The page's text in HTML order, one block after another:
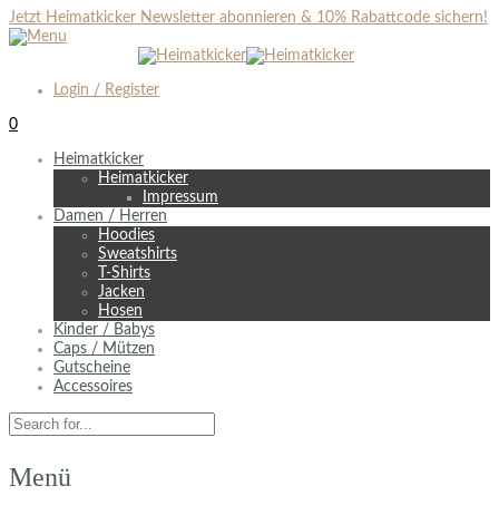
Jetzt Heimatkicker Newsletter abonnieren & 10% Rabattcode sichern!
Login / Register
0
Heimatkicker
Heimatkicker
Impressum
Damen / Herren
Hoodies
Sweatshirts
T-Shirts
Jacken
Hosen
Kinder / Babys
Caps / Mützen
Gutscheine
Accessoires
Menü